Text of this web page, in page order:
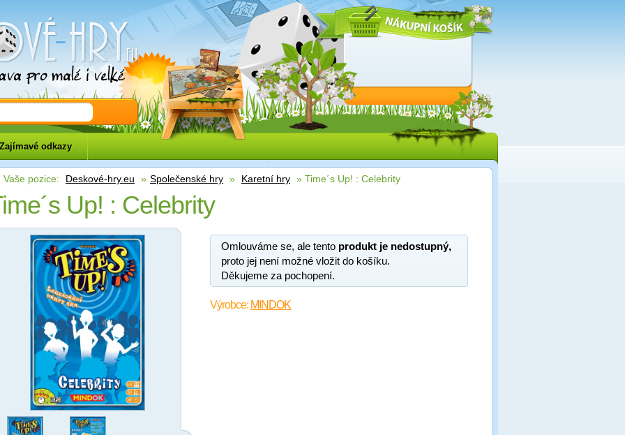
Zajímavé odkazy
Vaše pozice: Deskové-hry.eu » Společenské hry » Karetní hry » Time´s Up! : Celebrity
Up! : Celebrity
Omlouváme se, ale tento produkt je nedostupný,
proto jej není možné vložit do košíku.
Děkujeme za pochopení.
Výrobce: MINDOK